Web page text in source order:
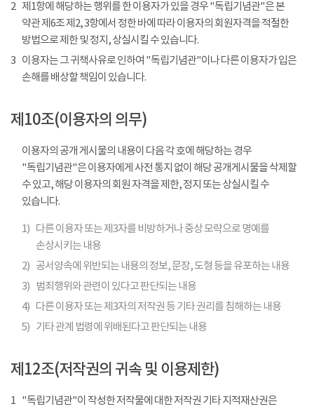
2 제1항에 해당하는 행위를 한 이용자가 있을 경우 "독립기념관"은 본
약관 제6조 제2, 3항에서 정한 바에 따라 이용자의 회원자격을 적절한
방법으로 제한 및 정지, 상실시킬 수 있습니다.
3 이용자는 그 귀책사유로 인하여 "독립기념관"이나 다른 이용자가 입은
손해를 배상할 책임이 있습니다.
제10조(이용자의 의무)
이용자의 공개 게시물의 내용이 다음 각 호에 해당하는 경우
"독립기념관"은 이용자에게 사전 통지 없이 해당 공개게시물을 삭제할
수 있고, 해당 이용자의 회원 자격을 제한, 정지 또는 상실시킬 수
있습니다.
1) 다른 이용자 또는 제3자를 비방하거나 중상 모략으로 명예를
손상시키는 내용
2) 공서양속에 위반되는 내용의 정보, 문장, 도형 등을 유포하는 내용
3)
범죄행위와 관련이 있다고 판단되는 내용
4) 다른 이용자 또는 제3자의 저작권 등 기타 권리를 침해하는 내용
5) 기타 관계 법령에 위배된다고 판단되는 내용
제12조(저작권의 귀속 및 이용제한)
1 "독립기념관"이 작성한 저작물에 대한 저작권 기타 지적재산권은